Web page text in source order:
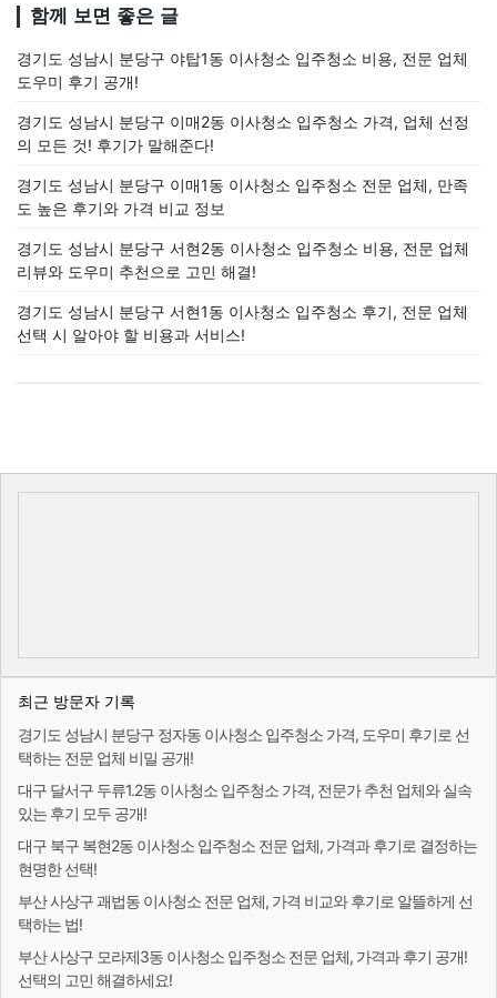
함께 보면 좋은 글
경기도 성남시 분당구 야탑1동 이사청소 입주청소 비용, 전문 업체
도우미 후기 공개!
경기도 성남시 분당구 이매2동 이사청소 입주청소 가격, 업체 선정
의 모든 것! 후기가 말해준다!
경기도 성남시 분당구 이매1동 이사청소 입주청소 전문 업체, 만족
도 높은 후기와 가격 비교 정보
경기도 성남시 분당구 서현2동 이사청소 입주청소 비용, 전문 업체
리뷰와 도우미 추천으로 고민 해결!
경기도 성남시 분당구 서현1동 이사청소 입주청소 후기, 전문 업체
선택 시 알아야 할 비용과 서비스!
최근 방문자 기록
경기도 성남시 분당구 정자동 이사청소 입주청소 가격, 도우미 후기로 선
택하는 전문 업체 비밀 공개!
대구 달서구 두류1.2동 이사청소 입주청소 가격, 전문가 추천 업체와 실속
있는 후기 모두 공개!
대구 북구 복현2동 이사청소 입주청소 전문 업체, 가격과 후기로 결정하는
현명한 선택!
부산 사상구 괘법동 이사청소 전문 업체, 가격 비교와 후기로 알뜰하게 선
택하는 법!
부산 사상구 모라제3동 이사청소 입주청소 전문 업체, 가격과 후기 공개!
선택의 고민 해결하세요!